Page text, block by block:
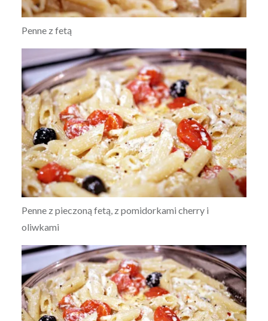
Penne z fetą
Penne z pieczoną fetą, z pomidorkami cherry i
oliwkami